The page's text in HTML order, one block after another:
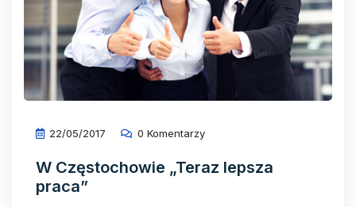
22/05/2017 0 Komentarzy
W Częstochowie „Teraz lepsza
praca”